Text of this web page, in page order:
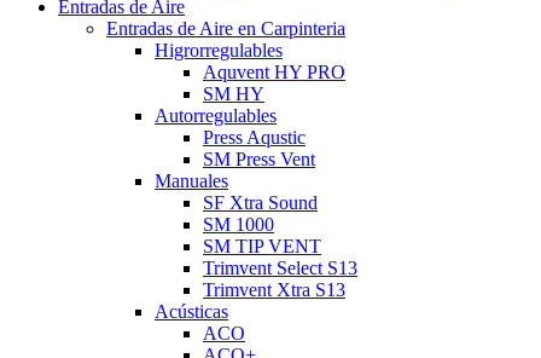
Entradas de Aire
Entradas de Aire en Carpinteria
Higrorregulables
Aquvent HY PRO
SM HY
Autorregulables
Press Aqustic
SM Press Vent
Manuales
SF Xtra Sound
SM 1000
SM TIP VENT
Trimvent Select S13
Trimvent Xtra S13
Acústicas
ACO